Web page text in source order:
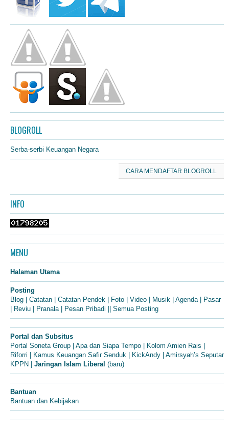
BLOGROLL
Serba-serbi Keuangan Negara
CARA MENDAFTAR BLOGROLL
INFO
MENU
Halaman Utama
Posting
Blog | Catatan | Catatan Pendek | Foto | Video | Musik | Agenda | Pasar
| Reviu | Pranala | Pesan Pribadi || Semua Posting
Portal dan Subsitus
Portal Soneta Group | Apa dan Siapa Tempo | Kolom Amien Rais |
Riforri | Kamus Keuangan Safir Senduk | KickAndy | Amirsyah’s Seputar
KPPN | Jaringan Islam Liberal (baru)
Bantuan
Bantuan dan Kebijakan